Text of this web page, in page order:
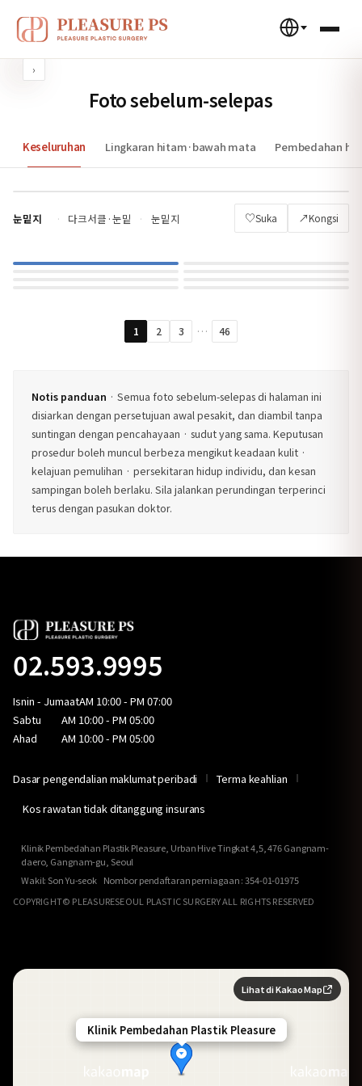
Foto sebelum-selepas
Keseluruhan Lingkaran hitam·bawah mata Pembedahan
눈밑지 · 다크서클·눈밑 · 눈밑지 ♡Suka ↗Kongsi
‹
1 2 3 … 46
›
Notis panduan · Semua foto sebelum-selepas di halaman ini
disiarkan dengan persetujuan awal pesakit, dan diambil tanpa
suntingan dengan pencahayaan · sudut yang sama. Keputusan
prosedur boleh muncul berbeza mengikut keadaan kulit ·
kelajuan pemulihan · persekitaran hidup individu, dan kesan
sampingan boleh berlaku. Sila jalankan perundingan terperinci
terus dengan pasukan doktor.
02.593.9995
Isnin - JumaatAM 10:00 - PM 07:00
Sabtu
AM 10:00 - PM 05:00
Ahad
AM 10:00 - PM 05:00
Dasar pengendalian maklumat peribadi
Terma keahlian
Kos rawatan tidak ditanggung insurans
Klinik Pembedahan Plastik Pleasure, Urban Hive Tingkat 4,5, 476 Gangnam-
daero, Gangnam-gu, Seoul
Wakil: Son Yu-seok Nombor pendaftaran perniagaan : 354-01-01975
COPYRIGHT© PLEASURESEOUL PLASTIC SURGERY ALL RIGHTS RESERVED
Klinik Pembedahan Plastik Pleasure
Klinik Pembedahan Plastik Pleasure
Lihat di Kakao Map